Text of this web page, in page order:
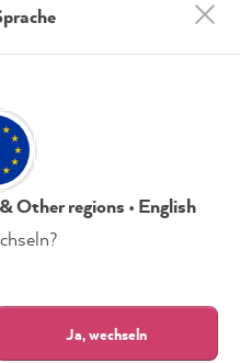
zu analysieren sowie
Einstellungen
21.841
super! Schnelle
Facebook
verarbeiten, deckt
Other regions • English
Ja, wechseln